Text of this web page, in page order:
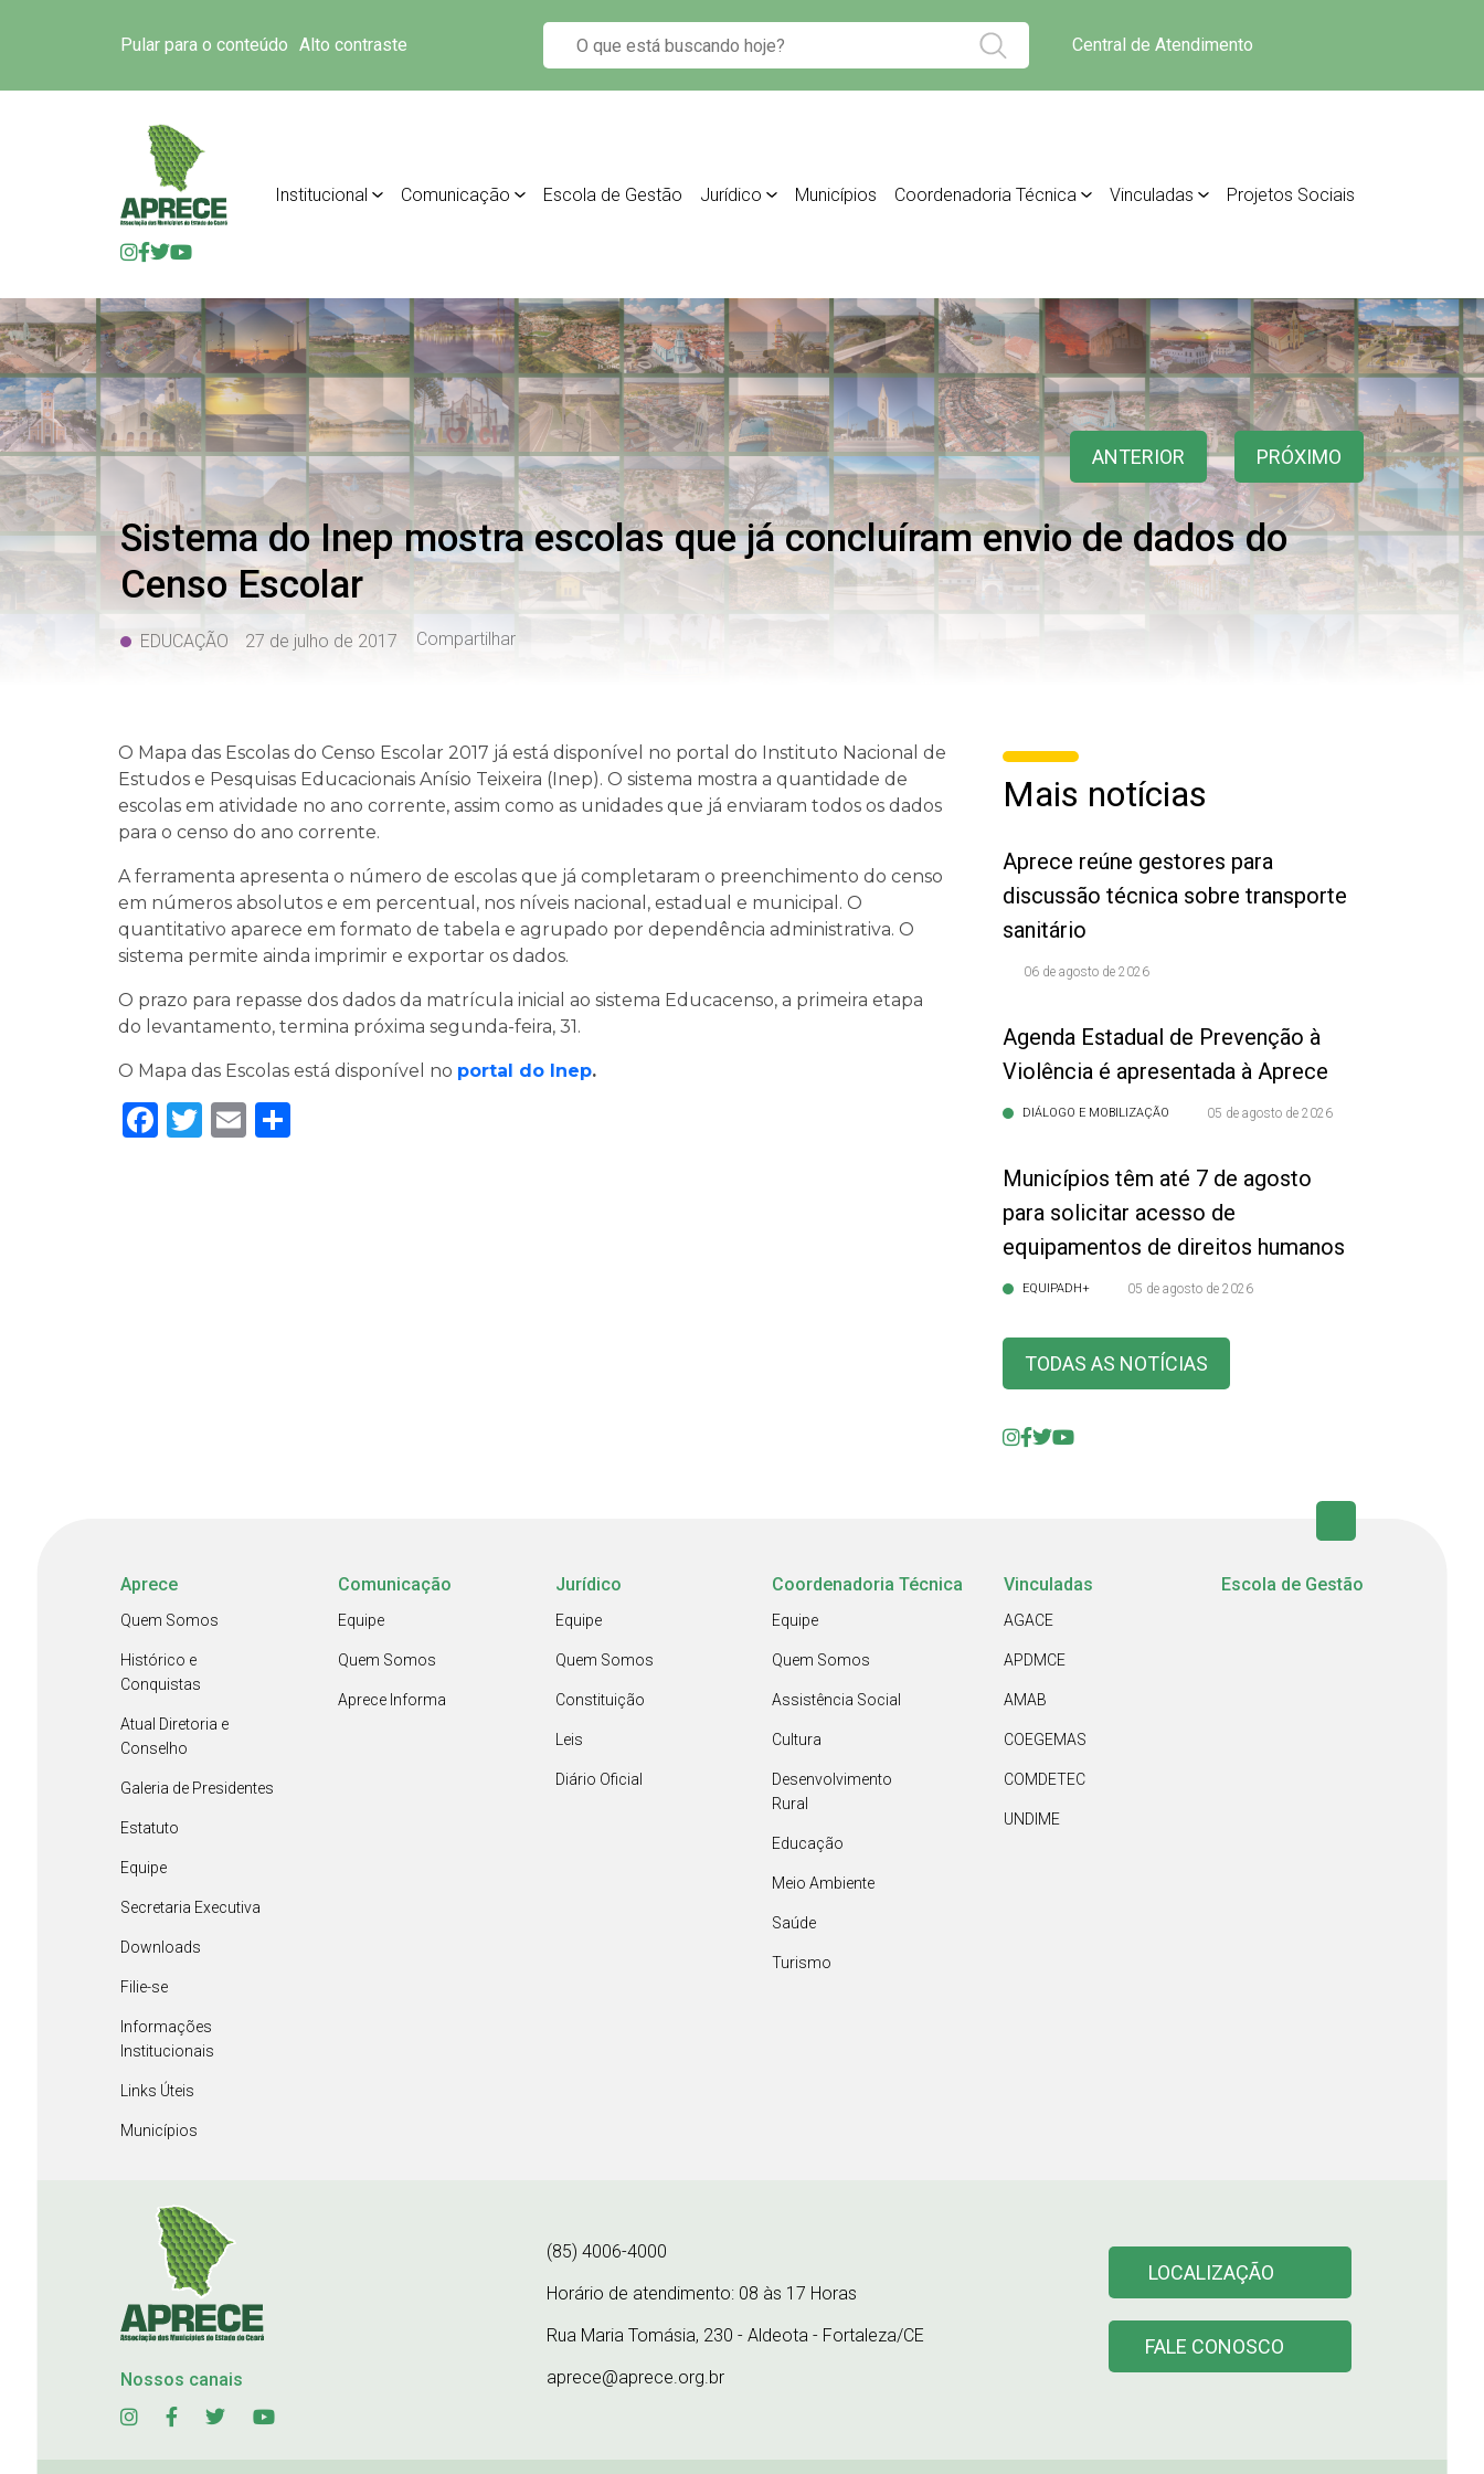
Pular para o conteúdo Alto contraste Central de Atendimento
Institucional Comunicação Escola de Gestão Jurídico Municípios Coordenadoria Técnica Vinculadas Projetos Sociais
ANTERIOR PRÓXIMO
Sistema do Inep mostra escolas que já concluíram envio de dados do
Censo Escolar
EDUCAÇÃO 27 de julho de 2017 Compartilhar
O Mapa das Escolas do Censo Escolar 2017 já está disponível no portal do Instituto Nacional de
Estudos e Pesquisas Educacionais Anísio Teixeira (Inep). O sistema mostra a quantidade de
escolas em atividade no ano corrente, assim como as unidades que já enviaram todos os dados
para o censo do ano corrente.
A ferramenta apresenta o número de escolas que já completaram o preenchimento do censo
em números absolutos e em percentual, nos níveis nacional, estadual e municipal. O
quantitativo aparece em formato de tabela e agrupado por dependência administrativa. O
sistema permite ainda imprimir e exportar os dados.
O prazo para repasse dos dados da matrícula inicial ao sistema Educacenso, a primeira etapa
do levantamento, termina próxima segunda-feira, 31.
O Mapa das Escolas está disponível no portal do Inep.
Facebook
Twitter
Email
Mais notícias
Aprece reúne gestores para
discussão técnica sobre transporte
sanitário
06 de agosto de 2026
Agenda Estadual de Prevenção à
Violência é apresentada à Aprece
DIÁLOGO E MOBILIZAÇÃO 05 de agosto de 2026
Municípios têm até 7 de agosto
para solicitar acesso de
equipamentos de direitos humanos
EQUIPADH+ 05 de agosto de 2026
TODAS AS NOTÍCIAS
Aprece
Quem Somos
Histórico e
Conquistas
Atual Diretoria e
Conselho
Galeria de Presidentes
Estatuto
Equipe
Secretaria Executiva
Downloads
Filie-se
Informações
Institucionais
Links Úteis
Municípios
Comunicação
Equipe
Quem Somos
Aprece Informa
Jurídico
Equipe
Quem Somos
Constituição
Leis
Diário Oficial
Coordenadoria Técnica
Equipe
Quem Somos
Assistência Social
Cultura
Desenvolvimento
Rural
Educação
Meio Ambiente
Saúde
Turismo
Vinculadas
AGACE
APDMCE
AMAB
COEGEMAS
COMDETEC
UNDIME
Escola de Gestão
Nossos canais
(85) 4006-4000
Horário de atendimento: 08 às 17 Horas
Rua Maria Tomásia, 230 - Aldeota - Fortaleza/CE
aprece@aprece.org.br
LOCALIZAÇÃO
FALE CONOSCO